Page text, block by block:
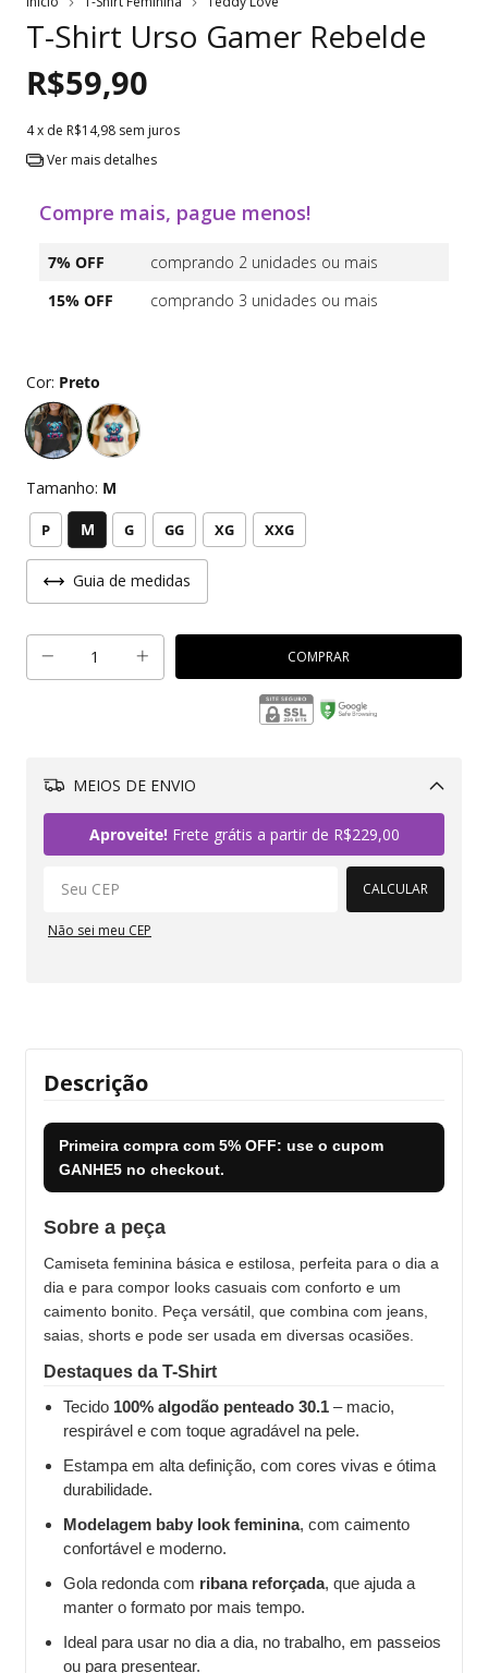
T-Shirt Urso Gamer Rebelde
R$59,90
4x de R$14,98 sem juros
Ver mais detalhes
Compre mais, pague menos!
7% OFF
comprando 2 unidades ou mais
15% OFF
comprando 3 unidades ou mais
Cor: Preto
Tamanho: M
P M G GG XG XXG
Guia de medidas
MEIOS DE ENVIO
Aproveite!Frete grátis a partir de R$229,00
CALCULAR
Não sei meu CEP
Descrição
Primeira compra com 5% OFF: use o cupom
GANHE5 no checkout.
Sobre a peça
Camiseta feminina básica e estilosa, perfeita para o dia a
dia e para compor looks casuais com conforto e um
caimento bonito. Peça versátil, que combina com jeans,
saias, shorts e pode ser usada em diversas ocasiões.
Destaques da T-Shirt
Tecido 100% algodão penteado 30.1 – macio,
respirável e com toque agradável na pele.
Estampa em alta definição, com cores vivas e ótima
durabilidade.
Modelagem baby look feminina, com caimento
confortável e moderno.
Gola redonda com ribana reforçada, que ajuda a
manter o formato por mais tempo.
Ideal para usar no dia a dia, no trabalho, em passeios
ou para presentear.